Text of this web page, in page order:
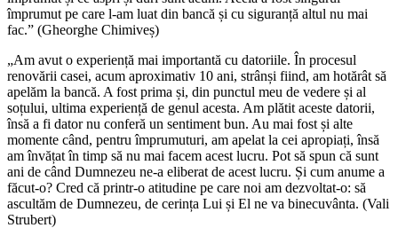
împrumut pe care l-am luat din bancă și cu siguranță altul nu mai
fac.” (Gheorghe Chimiveș)
„Am avut o experiență mai importantă cu datoriile. În procesul
renovării casei, acum aproximativ 10 ani, strânși fiind, am hotărât să
apelăm la bancă. A fost prima și, din punctul meu de vedere și al
soțului, ultima experiență de genul acesta. Am plătit aceste datorii,
însă a fi dator nu conferă un sentiment bun. Au mai fost și alte
momente când, pentru împrumuturi, am apelat la cei apropiați, însă
am învățat în timp să nu mai facem acest lucru. Pot să spun că sunt
ani de când Dumnezeu ne-a eliberat de acest lucru. Și cum anume a
făcut-o? Cred că printr-o atitudine pe care noi am dezvoltat-o: să
ascultăm de Dumnezeu, de cerința Lui și El ne va binecuvânta. (Vali
Strubert)